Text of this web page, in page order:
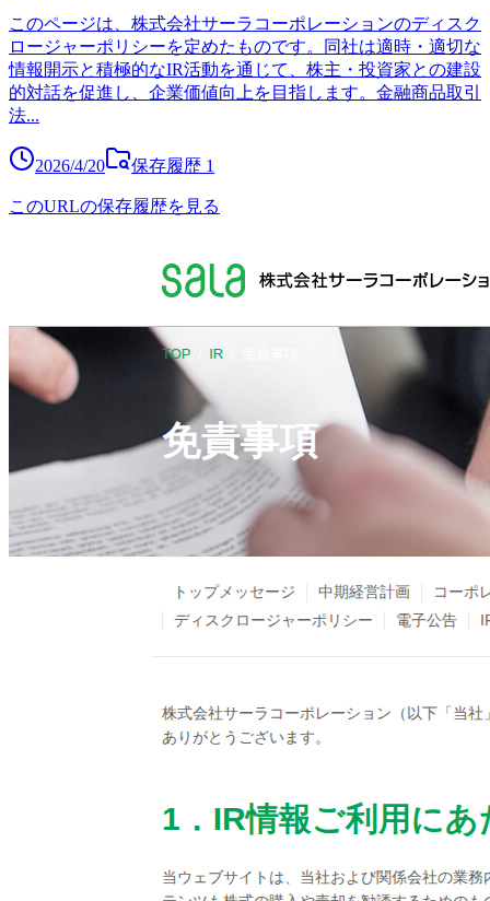
このページは、株式会社サーラコーポレーションのディスク
ロージャーポリシーを定めたものです。同社は適時・適切な
情報開示と積極的なIR活動を通じて、株主・投資家との建設
的対話を促進し、企業価値向上を目指します。金融商品取引
法...
2026/4/20 保存履歴 1
このURLの保存履歴を見る